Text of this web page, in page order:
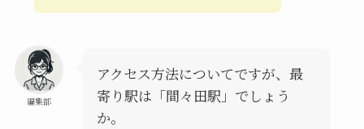
編集部
アクセス方法についてですが、最
寄り駅は「間々田駅」でしょう
か。